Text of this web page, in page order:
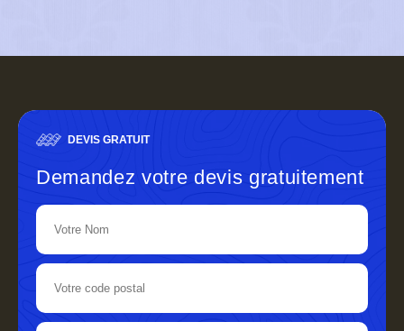
DEVIS GRATUIT
Demandez votre devis gratuitement